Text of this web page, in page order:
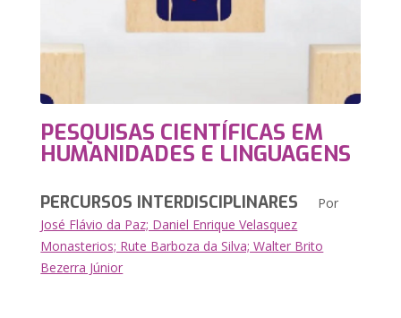
PESQUISAS CIENTÍFICAS EM
HUMANIDADES E LINGUAGENS
PERCURSOS INTERDISCIPLINARES Por
José Flávio da Paz; Daniel Enrique Velasquez
Monasterios; Rute Barboza da Silva; Walter Brito
Bezerra Júnior